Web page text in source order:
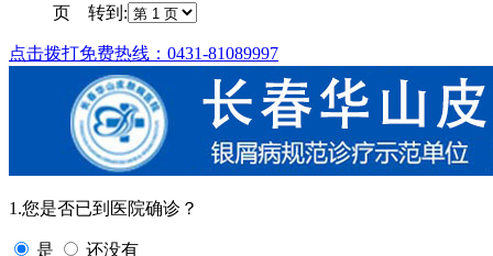
页 转到:
点击拨打免费热线：0431-81089997
1.您是否已到医院确诊？
是 还没有